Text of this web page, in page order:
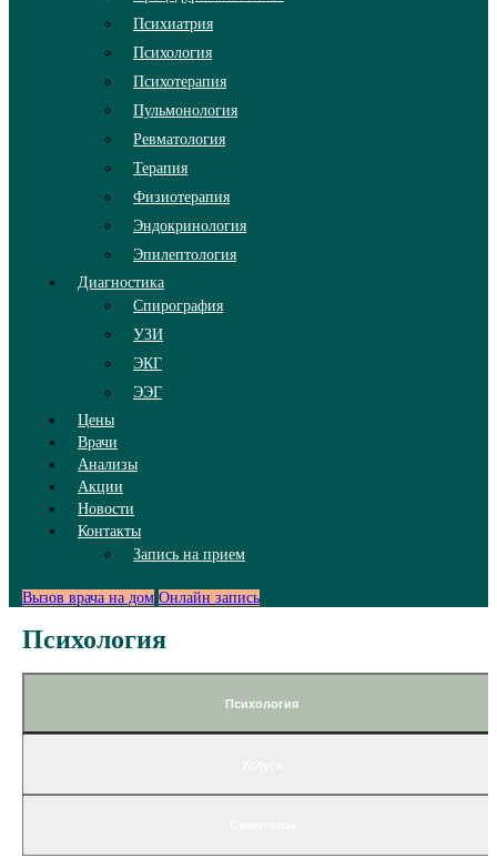
Психиатрия
Психология
Психотерапия
Пульмонология
Ревматология
Терапия
Физиотерапия
Эндокринология
Эпилептология
Диагностика
Спирография
УЗИ
ЭКГ
ЭЭГ
Цены
Врачи
Анализы
Акции
Новости
Контакты
Запись на прием
Вызов врача на дом Онлайн запись
Психология
Психология